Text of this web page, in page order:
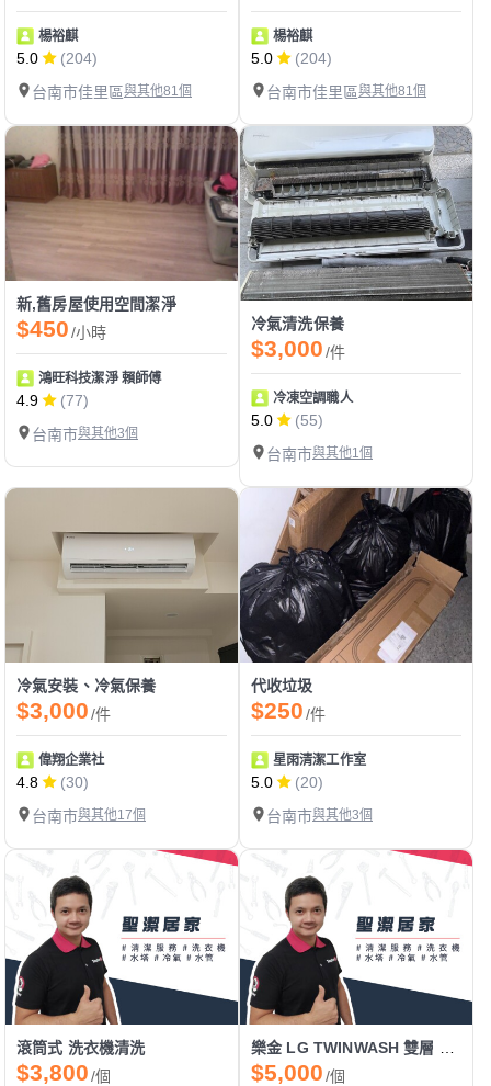
楊裕麒
5.0
(204)
台南市佳里區與其他81個
楊裕麒
5.0
(204)
台南市佳里區與其他81個
新,舊房屋使用空間潔淨
$450/小時
鴻旺科技潔淨 賴師傅
4.9
(77)
台南市與其他3個
冷氣清洗保養
$3,000/件
冷凍空調職人
5.0
(55)
台南市與其他1個
冷氣安裝、冷氣保養
$3,000/件
偉翔企業社
4.8
(30)
台南市與其他17個
代收垃圾
$250/件
星雨清潔工作室
5.0
(20)
台南市與其他3個
滾筒式 洗衣機清洗
$3,800/個 $5,000/個